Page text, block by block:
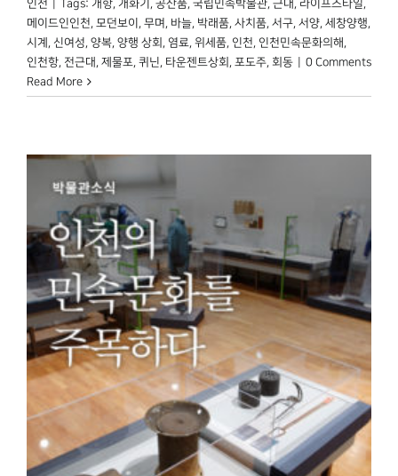
인천
Tags: 개항, 개화기 , 공산품, 국립민속박물관, 근대 , 라이프스타일,
메이드인인천, 모던보이 , 무며 , 바늘, 박래품, 사치품, 서구, 서양, 세창양행,
시계 , 신여성, 양복, 양행 상회 , 염료, 위세품, 인천, 인천민속문화의해 ,
인천항, 전근대 , 제물포, 퀴닌, 타운젠트상회 , 포도주, 회동
0 Comments
Read More